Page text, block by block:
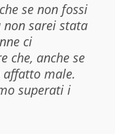
se non fossi
sarei stata
ci
che, anche se
male.
superati i